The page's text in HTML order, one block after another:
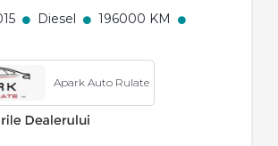
Diesel
196000 KM
Apark Auto Rulate